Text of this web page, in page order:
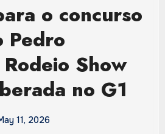
o concurso
Pedro
Show
no G1
11, 2026